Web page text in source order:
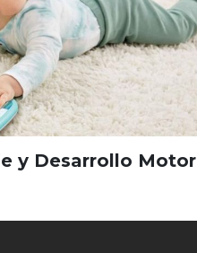
y Desarrollo Motor